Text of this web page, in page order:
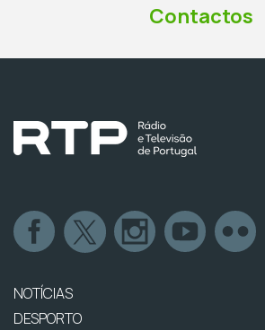
Contactos
NOTÍCIAS
DESPORTO